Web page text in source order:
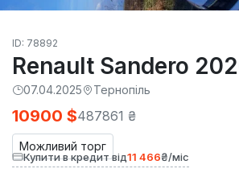
ID: 78892
Renault Sandero
07.04.2025 Тернопіль
Можливий торг
10900 $487861 ₴
Купити в кредит від11 466₴/міс